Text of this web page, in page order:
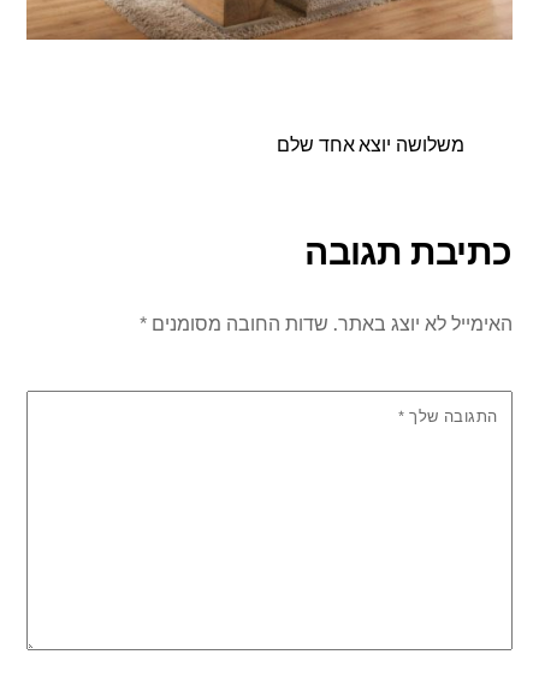
משלושה יוצא אחד שלם
כתיבת תגובה
האימייל לא יוצג באתר. שדות החובה מסומנים*
התגובה שלך *